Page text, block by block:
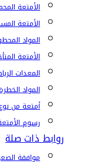
الأمتعة
الأمتعة
المواد
الأمتعة
المعدات
المواد
أمتعة من
رسوم
روابط ذات صلة
موافقة